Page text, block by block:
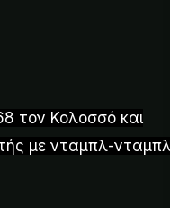
τον Κολοσσό και
με νταμπλ-